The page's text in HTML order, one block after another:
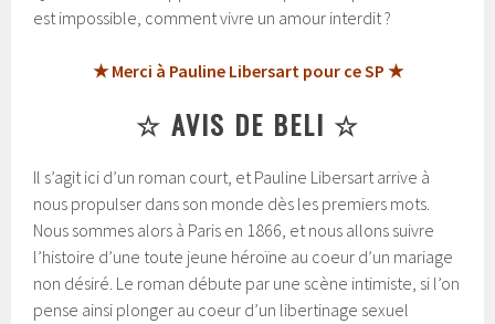
est impossible, comment vivre un amour interdit ?
★ Merci à Pauline Libersart pour ce SP ★
☆ AVIS DE BELI ☆
Il s’agit ici d’un roman court, et Pauline Libersart arrive à
nous propulser dans son monde dès les premiers mots.
Nous sommes alors à Paris en 1866, et nous allons suivre
l’histoire d’une toute jeune héroïne au coeur d’un mariage
non désiré. Le roman débute par une scène intimiste, si l’on
pense ainsi plonger au coeur d’un libertinage sexuel